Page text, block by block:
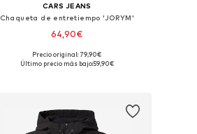
CARS JEANS
Chaqueta de entretiempo 'JORYM'
64,90€
+1
Tallas disponibles: L
Precio original: 79,90€
Último precio más bajo:59,90€